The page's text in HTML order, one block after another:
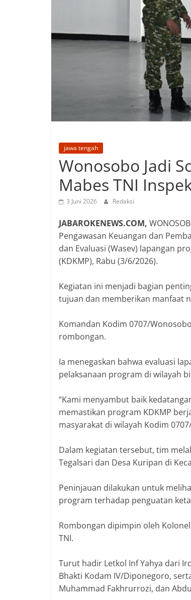
jawa tengah
Wonosobo Jadi
Mabes TNI
3 Juni 2026 Redaksi
JABAROKENEWS.COM,
Pengawasan Keuangan dan
dan Evaluasi (Wasev) lapangan
(KDKMP), Rabu (3/6/2026).
Kegiatan ini menjadi bagian
tujuan dan memberikan manfaat
Komandan Kodim 0707/
rombongan.
Ia menegaskan bahwa evaluasi
pelaksanaan program di wilayah
“Kami menyambut baik
memastikan program KDKMP
masyarakat di wilayah Kodim
Dalam kegiatan tersebut, tim
Tegalsari dan Desa Kuripan di
Peninjauan dilakukan untuk
program terhadap penguatan
Rombongan dipimpin oleh
TNI.
Turut hadir Letkol Inf Yahya dari
Bhakti Kodam IV/Diponegoro,
Muhammad Fakhrurrozi, dan